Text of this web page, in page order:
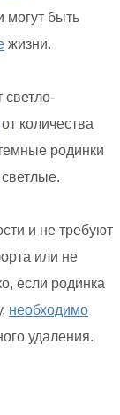
могут быть
жизни.
светло-
от количества
родинки
и не требуют
или не
если родинка
необходимо
удаления.